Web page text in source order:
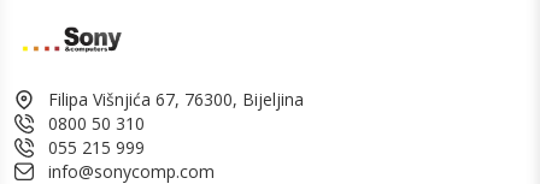
Filipa Višnjića 67, 76300, Bijeljina
0800 50 310
055 215 999
info@sonycomp.com